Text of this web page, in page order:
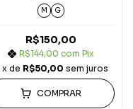
M G
R$150,00
R$144,00com Pix
x de R$50,00 sem juros
COMPRAR